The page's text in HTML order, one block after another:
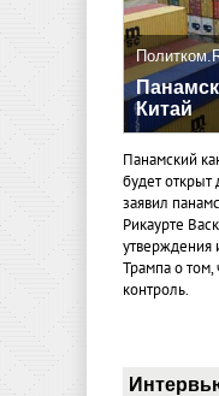
Китай
Панамский
будет открыт
заявил
Рикаурте
утверждения
Трампа о
контроль.